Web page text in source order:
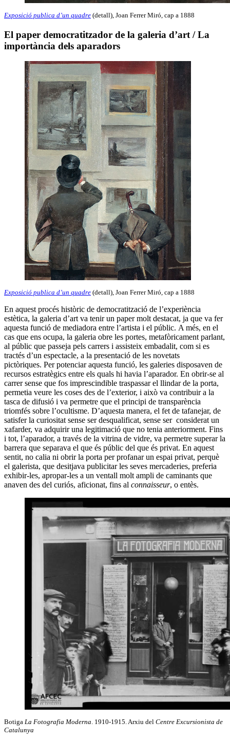
Exposició publica d’un quadre (detall), Joan Ferrer Miró, cap a 1888
El paper democratitzador de la galeria d’art / La
importància dels aparadors
Exposició publica d’un quadre (detall), Joan Ferrer Miró, cap a 1888
En aquest procés històric de democratització de l’experiència
estètica, la galeria d’art va tenir un paper molt destacat, ja que va fer
aquesta funció de mediadora entre l’artista i el públic. A més, en el
cas que ens ocupa, la galeria obre les portes, metafòricament parlant,
al públic que passeja pels carrers i assisteix embadalit, com si es
tractés d’un espectacle, a la presentació de les novetats
pictòriques. Per potenciar aquesta funció, les galeries disposaven de
recursos estratègics entre els quals hi havia l’aparador. En obrir-se al
carrer sense que fos imprescindible traspassar el llindar de la porta,
permetia veure les coses des de l’exterior, i això va contribuir a la
tasca de difusió i va permetre que el principi de transparència
triomfés sobre l’ocultisme. D’aquesta manera, el fet de tafanejar, de
satisfer la curiositat sense ser desqualificat, sense ser considerat un
xafarder, va adquirir una legitimació que no tenia anteriorment. Fins
i tot, l’aparador, a través de la vitrina de vidre, va permetre superar la
barrera que separava el que és públic del que és privat. En aquest
sentit, no calia ni obrir la porta per profanar un espai privat, perquè
el galerista, que desitjava publicitar les seves mercaderies, preferia
exhibir-les, apropar-les a un ventall molt ampli de caminants que
anaven des del curiós, aficionat, fins al connaisseur, o entès.
Botiga La Fotografia Moderna. 1910-1915. Arxiu del Centre Excursionista de
Catalunya